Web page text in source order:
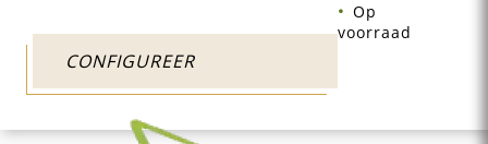
CONFIGUREER
Op
voorraad